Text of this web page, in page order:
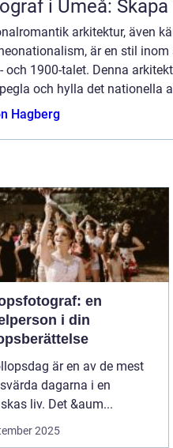
i Umeå:
arkitektur, även
är en stil
och 1900-talet. Denna
och hylla det nationella
Hagberg
en
i din
är en av de mest
dagarna i en
liv. Det &aum...
2025